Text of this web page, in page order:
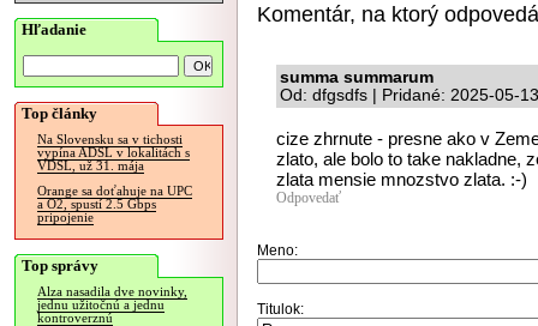
Hľadanie
Top články
Na Slovensku sa v tichosti
vypína ADSL v lokalitách s
VDSL, už 31. mája
Orange sa doťahuje na UPC
a O2, spustí 2.5 Gbps
pripojenie
Top správy
Alza nasadila dve novinky,
jednu užitočnú a jednu
kontroverznú
Komentár, na ktorý
summa summarum
Od: dfgsdfs | Pridané: 2025-05-
cize zhrnute - presne ako v
zlato, ale bolo to take nakladne,
zlata mensie mnozstvo zlata. :-)
Odpovedať
Meno:
Titulok: